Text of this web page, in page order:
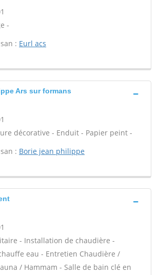
-
: Eurl acs
Ars sur formans
décorative - Enduit - Papier peint -
: Borie jean philippe
- Installation de chaudière -
eau - Entretien Chaudière /
/ Hammam - Salle de bain clé en